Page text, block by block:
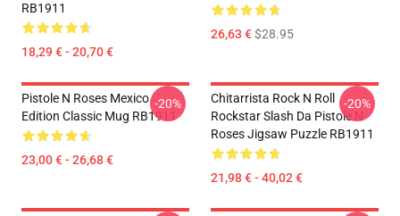
RB1911
18,29 € - 20,70 €
26,63 €$28.95
Pistole N Roses Mexico
Edition Classic Mug RB1911
23,00 € - 26,68 €
-20%
Chitarrista Rock N Roll
Rockstar Slash Da Pistole N
Roses Jigsaw Puzzle RB1911
21,98 € - 40,02 €
-20%